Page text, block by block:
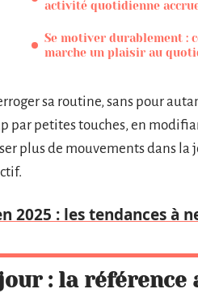
activité quotidienne
Se motiver durablement :
marche un plaisir au
sa routine, sans pour
par petites touches, en
plus de mouvements dans la
2025 : les tendances à
: la référence